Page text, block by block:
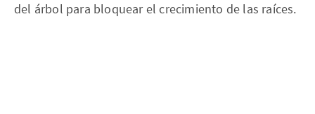
del árbol para bloquear el crecimiento de las raíces.